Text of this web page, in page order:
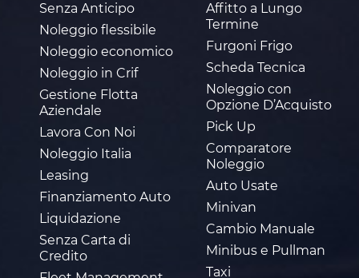
Senza Anticipo
Noleggio flessibile
Noleggio economico
Noleggio in Crif
Gestione Flotta
Aziendale
Lavora Con Noi
Noleggio Italia
Leasing
Finanziamento Auto
Liquidazione
Senza Carta di
Credito
Affitto a Lungo
Termine
Furgoni Frigo
Scheda Tecnica
Noleggio con
Opzione D’Acquisto
Pick Up
Comparatore
Noleggio
Auto Usate
Minivan
Cambio Manuale
Minibus e Pullman
Taxi